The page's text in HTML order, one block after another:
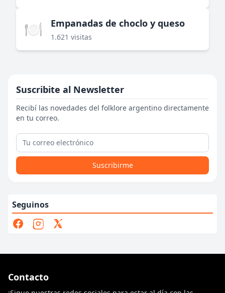
🍽️ Empanadas de choclo y queso
1.621 visitas
Suscribite al Newsletter
Recibí las novedades del folklore argentino directamente
en tu correo.
Suscribirme
Seguinos
Contacto